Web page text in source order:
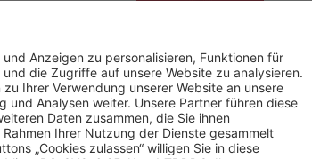
FGG - Gesetz über die
Angelegenheiten der freiwilligen
Gerichtbarkeit - Band 3